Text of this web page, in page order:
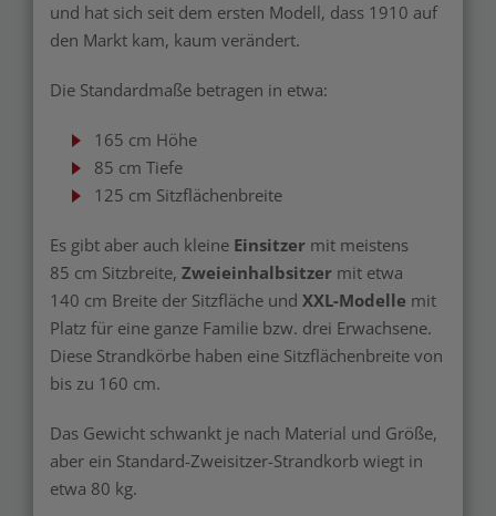
und hat sich seit dem ersten Modell, dass 1910 auf
den Markt kam, kaum verändert.
Die Standardmaße betragen in etwa:
165 cm Höhe
85 cm Tiefe
125 cm Sitzflächenbreite
Es gibt aber auch kleine Einsitzer mit meistens
85 cm Sitzbreite, Zweieinhalbsitzer mit etwa
140 cm Breite der Sitzfläche und XXL-Modelle mit
Platz für eine ganze Familie bzw. drei Erwachsene.
Diese Strandkörbe haben eine Sitzflächenbreite von
bis zu 160 cm.
Das Gewicht schwankt je nach Material und Größe,
aber ein Standard-Zweisitzer-Strandkorb wiegt in
etwa 80 kg.